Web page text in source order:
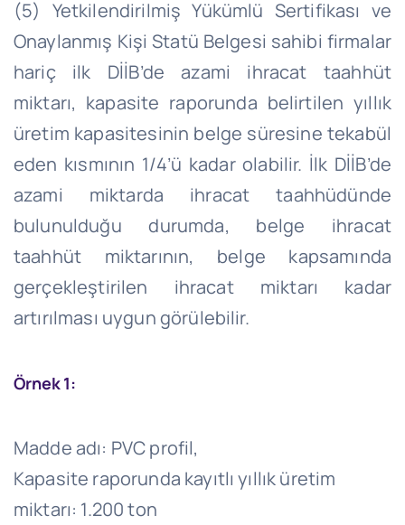
(5) Yetkilendirilmiş Yükümlü Sertifikası ve
Onaylanmış Kişi Statü Belgesi sahibi firmalar
hariç ilk DİİB’de azami ihracat taahhüt
miktarı, kapasite raporunda belirtilen yıllık
üretim kapasitesinin belge süresine tekabül
eden kısmının 1/4’ü kadar olabilir. İlk DİİB’de
azami miktarda ihracat taahhüdünde
bulunulduğu durumda, belge ihracat
taahhüt miktarının, belge kapsamında
gerçekleştirilen ihracat miktarı kadar
artırılması uygun görülebilir.
Örnek 1:
Madde adı: PVC profil,
Kapasite raporunda kayıtlı yıllık üretim
miktarı: 1.200 ton